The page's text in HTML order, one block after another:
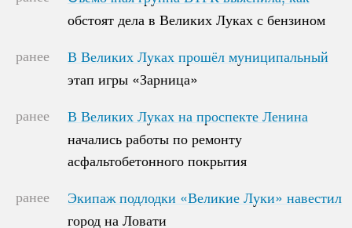
обстоят дела в Великих Луках с бензином
обстоят дела в Великих Луках с бензином
ранее
В Великих Луках прошёл муниципальный
этап игры «Зарница»
В Великих Луках прошёл муниципальный
этап игры «Зарница»
ранее
В Великих Луках на проспекте Ленина
начались работы по ремонту
асфальтобетонного покрытия
В Великих Луках на проспекте Ленина
начались работы по ремонту
асфальтобетонного покрытия
ранее
Экипаж подлодки «Великие Луки» навестил
город на Ловати
Экипаж подлодки «Великие Луки» навестил
город на Ловати